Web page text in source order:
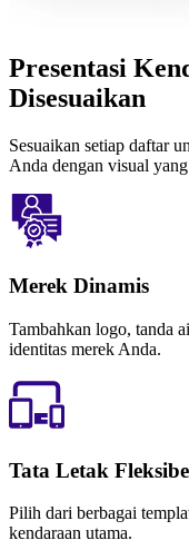
Presentasi
Disesuaikan
Sesuaikan setiap daftar
Anda dengan visual
Merek Dinamis
Tambahkan logo, tanda
identitas merek Anda.
Tata Letak
Pilih dari berbagai
kendaraan utama.